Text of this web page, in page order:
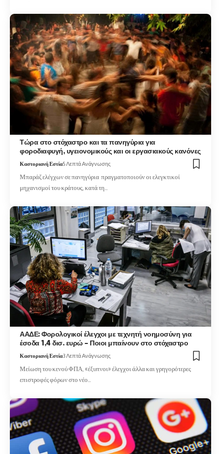
Τώρα στο στόχαστρο και τα πανηγύρια για
φοροδιαφυγή, υγειονομικούς και οι εργασιακούς κανόνες
Καστοριανή Εστία5 Λεπτά Ανάγνωσης
Μπαράζ ελέγχων σε πανηγύρια πραγματοποιούν οι ελεγκτικοί
μηχανισμοί του κράτους, κατά τη…
ΑΑΔΕ: Φορολογικοί έλεγχοι με τεχνητή νοημοσύνη για
έσοδα 1,4 δισ. ευρώ – Ποιοι μπαίνουν στο στόχαστρο
Καστοριανή Εστία3 Λεπτά Ανάγνωσης
Μείωση του κενού ΦΠΑ, «έξυπνοι» έλεγχοι άλλα και γρηγορότερες
επιστροφές φόρων στο νέο…